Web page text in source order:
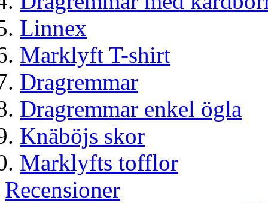
Linnex
Marklyft T-shirt
Dragremmar
Dragremmar enkel ögla
Knäböjs skor
Marklyfts tofflor
Recensioner